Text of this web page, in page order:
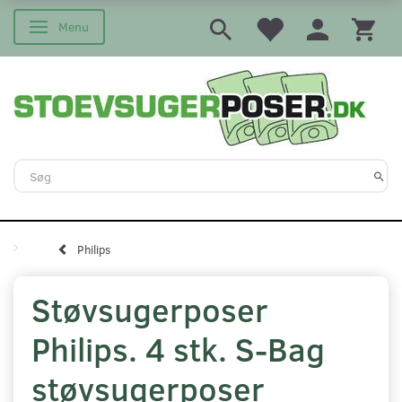
Skifte navigation
Menu
Philips
Støvsugerposer
Philips. 4 stk. S-Bag
støvsugerposer